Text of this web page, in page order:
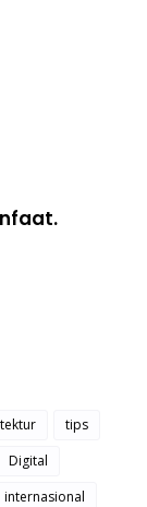
tips
Digital
internasional